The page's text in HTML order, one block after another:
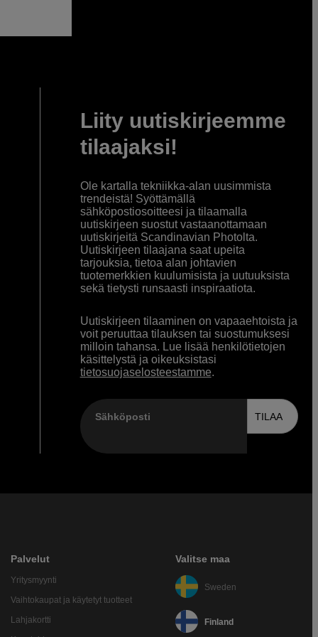
Liity uutiskirjeemme
tilaajaksi!
Ole kartalla tekniikka-alan uusimmista
trendeistä! Syöttämällä
sähköpostiosoitteesi ja tilaamalla
uutiskirjeen suostut vastaanottamaan
uutiskirjeitä Scandinavian Photolta.
Uutiskirjeen tilaajana saat upeita
tarjouksia, tietoa alan johtavien
tuotemerkkien kuulumisista ja uutuuksista
sekä tietysti runsaasti inspiraatiota.
Uutiskirjeen tilaaminen on vapaaehtoista ja
voit peruuttaa tilauksen tai suostumuksesi
milloin tahansa. Lue lisää henkilötietojen
käsittelystä ja oikeuksistasi
tietosuojaselosteestamme.
Sähköposti TILAA
Palvelut
Yritysmyynti
Vaihtokaupat ja käytetyt tuotteet
Lahjakortti
Valitse maa
Sweden
Finland